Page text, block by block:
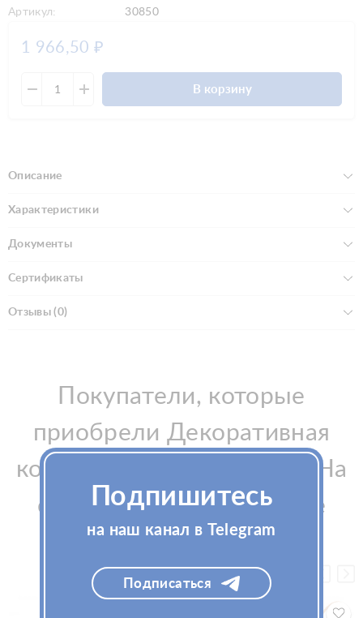
Артикул: 30850
1 966,50₽
В корзину
Описание
Характеристики
Документы
Сертификаты
Отзывы (0)
Покупатели, которые
приобрели Декоративная
косичка из мыла с розой "На
счастье" La Savonnerie de
Nyons, также купили
Подпишитесь
на наш канал в Telegram
Подписаться